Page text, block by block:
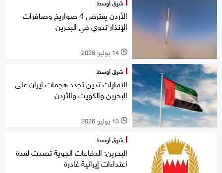
شرق أوسط
الأردن يعترض 4 صواريخ وصافرات
الإنذار تدوي في البحرين
l 14 يوليو 2026
شرق أوسط
الإمارات تدين تجدد هجمات إيران على
البحرين والكويت والأردن
l 13 يوليو 2026
شرق أوسط
البحرين: الدفاعات الجوية تصدت لعدة
اعتداءات إيرانية غادرة